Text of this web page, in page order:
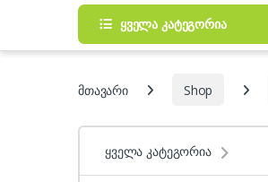
ყველა კატეგორია
მთავარი Shop
ყველა კატეგორია